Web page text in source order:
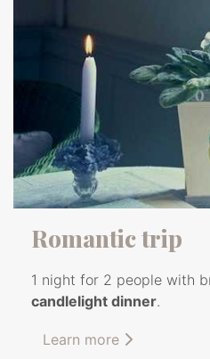
Romantic trip
1 night for 2 people with
candlelight dinner.
Learn more